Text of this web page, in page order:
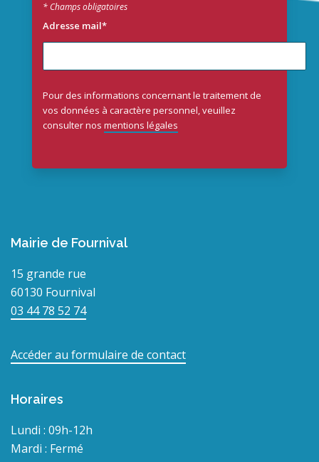
* Champs obligatoires
Adresse mail*
Pour des informations concernant le traitement de
vos données à caractère personnel, veuillez
consulter nos mentions légales
Mairie de Fournival
15 grande rue
60130 Fournival
03 44 78 52 74
Accéder au formulaire de contact
Horaires
Lundi : 09h-12h
Mardi : Fermé